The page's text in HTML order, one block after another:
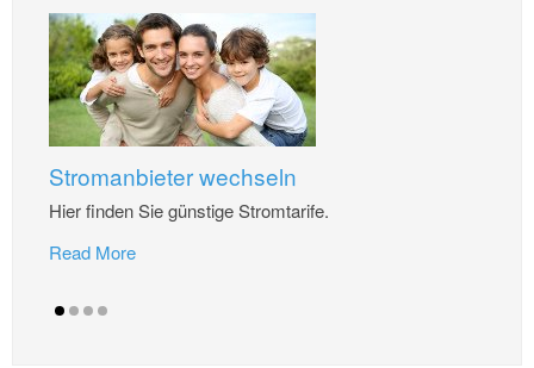
Stromanbieter wechseln
Hier finden Sie günstige Stromtarife.
Read More